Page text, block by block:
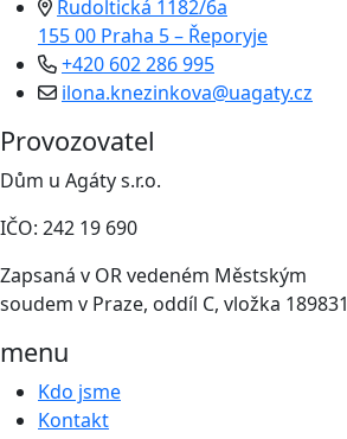
Rudoltická 1182/6a
155 00 Praha 5 – Řeporyje
+420 602 286 995
ilona.knezinkova@uagaty.cz
Provozovatel
Dům u Agáty s.r.o.
IČO: 242 19 690
Zapsaná v OR vedeném Městským
soudem v Praze, oddíl C, vložka 189831
menu
Kdo jsme
Kontakt